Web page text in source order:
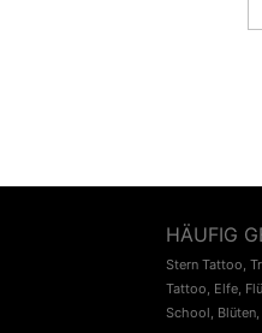
HÄUFIG
Stern Tattoo,
Tattoo, Elfe,
School, Blüten,